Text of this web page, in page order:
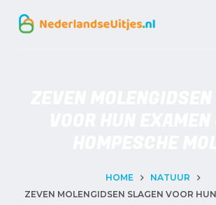
G
HOME
NATUUR
ZEVEN MOLENGIDSEN SLAGEN VOOR